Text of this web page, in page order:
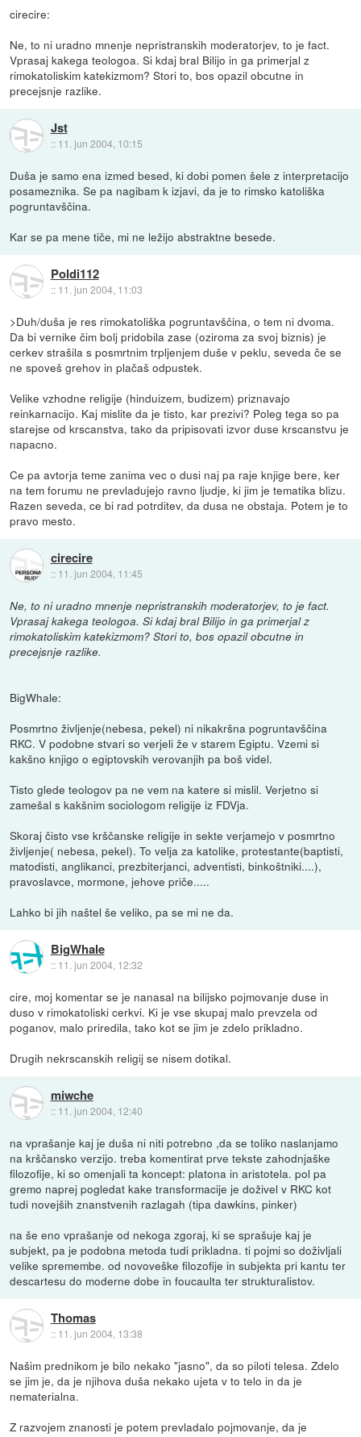
cirecire:
Ne, to ni uradno mnenje nepristranskih moderatorjev, to je fact.
Vprasaj kakega teologoa. Si kdaj bral Bilijo in ga primerjal z
rimokatoliskim katekizmom? Stori to, bos opazil obcutne in
precejsnje razlike.
Jst
:: 11. jun 2004, 10:15
Duša je samo ena izmed besed, ki dobi pomen šele z interpretacijo
posameznika. Se pa nagibam k izjavi, da je to rimsko katoliška
pogruntavščina.
Kar se pa mene tiče, mi ne ležijo abstraktne besede.
Poldi112
:: 11. jun 2004, 11:03
>Duh/duša je res rimokatoliška pogruntavščina, o tem ni dvoma.
Da bi vernike čim bolj pridobila zase (oziroma za svoj biznis) je
cerkev strašila s posmrtnim trpljenjem duše v peklu, seveda če se
ne spoveš grehov in plačaš odpustek.
Velike vzhodne religije (hinduizem, budizem) priznavajo
reinkarnacijo. Kaj mislite da je tisto, kar prezivi? Poleg tega so pa
starejse od krscanstva, tako da pripisovati izvor duse krscanstvu je
napacno.
Ce pa avtorja teme zanima vec o dusi naj pa raje knjige bere, ker
na tem forumu ne prevladujejo ravno ljudje, ki jim je tematika blizu.
Razen seveda, ce bi rad potrditev, da dusa ne obstaja. Potem je to
pravo mesto.
cirecire
:: 11. jun 2004, 11:45
Ne, to ni uradno mnenje nepristranskih moderatorjev, to je fact.
Vprasaj kakega teologoa. Si kdaj bral Bilijo in ga primerjal z
rimokatoliskim katekizmom? Stori to, bos opazil obcutne in
precejsnje razlike.
BigWhale:
Posmrtno življenje(nebesa, pekel) ni nikakršna pogruntavščina
RKC. V podobne stvari so verjeli že v starem Egiptu. Vzemi si
kakšno knjigo o egiptovskih verovanjih pa boš videl.
Tisto glede teologov pa ne vem na katere si mislil. Verjetno si
zamešal s kakšnim sociologom religije iz FDVja.
Skoraj čisto vse krščanske religije in sekte verjamejo v posmrtno
življenje( nebesa, pekel). To velja za katolike, protestante(baptisti,
matodisti, anglikanci, prezbiterjanci, adventisti, binkoštniki....),
pravoslavce, mormone, jehove priče.....
Lahko bi jih naštel še veliko, pa se mi ne da.
BigWhale
:: 11. jun 2004, 12:32
cire, moj komentar se je nanasal na bilijsko pojmovanje duse in
duso v rimokatoliski cerkvi. Ki je vse skupaj malo prevzela od
poganov, malo priredila, tako kot se jim je zdelo prikladno.
Drugih nekrscanskih religij se nisem dotikal.
miwche
:: 11. jun 2004, 12:40
na vprašanje kaj je duša ni niti potrebno ,da se toliko naslanjamo
na krščansko verzijo. treba komentirat prve tekste zahodnjaške
filozofije, ki so omenjali ta koncept: platona in aristotela. pol pa
gremo naprej pogledat kake transformacije je doživel v RKC kot
tudi novejših znanstvenih razlagah (tipa dawkins, pinker)
na še eno vprašanje od nekoga zgoraj, ki se sprašuje kaj je
subjekt, pa je podobna metoda tudi prikladna. ti pojmi so doživljali
velike spremembe. od novoveške filozofije in subjekta pri kantu ter
descartesu do moderne dobe in foucaulta ter strukturalistov.
Thomas
:: 11. jun 2004, 13:38
Našim prednikom je bilo nekako "jasno", da so piloti telesa. Zdelo
se jim je, da je njihova duša nekako ujeta v to telo in da je
nematerialna.
Z razvojem znanosti je potem prevladalo pojmovanje, da je